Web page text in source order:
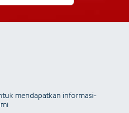
mendapatkan informasi-